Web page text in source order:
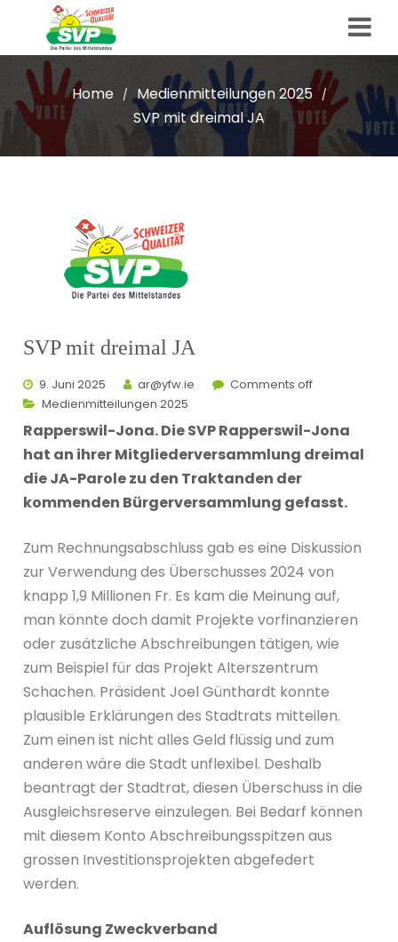
Home / Medienmitteilungen 2025 /
SVP mit dreimal JA
SVP mit dreimal JA
9. Juni 2025 ar@yfw.ie
Comments off
Medienmitteilungen 2025
Rapperswil-Jona. Die SVP Rapperswil-Jona
hat an ihrer Mitgliederversammlung dreimal
die JA-Parole zu den Traktanden der
kommenden Bürgerversammlung gefasst.
Zum Rechnungsabschluss gab es eine Diskussion
zur Verwendung des Überschusses 2024 von
knapp 1,9 Millionen Fr. Es kam die Meinung auf,
man könnte doch damit Projekte vorfinanzieren
oder zusätzliche Abschreibungen tätigen, wie
zum Beispiel für das Projekt Alterszentrum
Schachen. Präsident Joel Günthardt konnte
plausible Erklärungen des Stadtrats mitteilen.
Zum einen ist nicht alles Geld flüssig und zum
anderen wäre die Stadt unflexibel. Deshalb
beantragt der Stadtrat, diesen Überschuss in die
Ausgleichsreserve einzulegen. Bei Bedarf können
mit diesem Konto Abschreibungsspitzen aus
grossen Investitionsprojekten abgefedert
werden.
Auflösung Zweckverband